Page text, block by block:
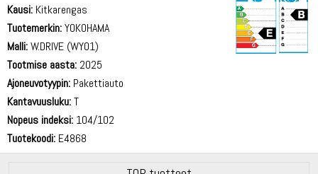
Kausi: Kitkarengas
Tuotemerkin:YOKOHAMA
Malli:W.DRIVE (WY01)
Tootmise aasta: 2025
Ajoneuvotyypin: Pakettiauto
Kantavuusluku:T
Nopeus indeksi: 104/102
Tuotekoodi: E4868